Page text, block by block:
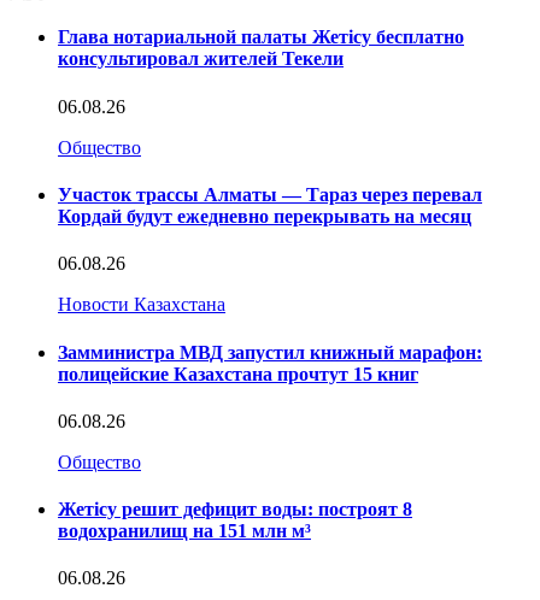
Глава нотариальной палаты Жетісу бесплатно
консультировал жителей Текели
06.08.26
Общество
Участок трассы Алматы — Тараз через перевал
Кордай будут ежедневно перекрывать на месяц
06.08.26
Новости Казахстана
Замминистра МВД запустил книжный марафон:
полицейские Казахстана прочтут 15 книг
06.08.26
Общество
Жетісу решит дефицит воды: построят 8
водохранилищ на 151 млн м³
06.08.26